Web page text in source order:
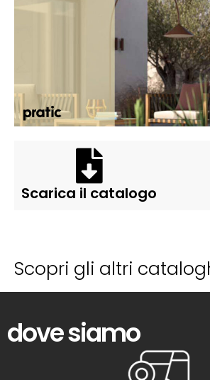
Scarica il catalogo
Scopri gli altri
dove siamo